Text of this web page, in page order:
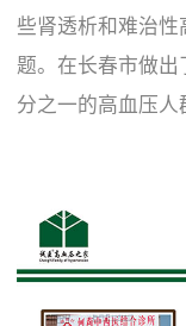
些肾透析和难治
题。在长春市做出
分之一的高血压人